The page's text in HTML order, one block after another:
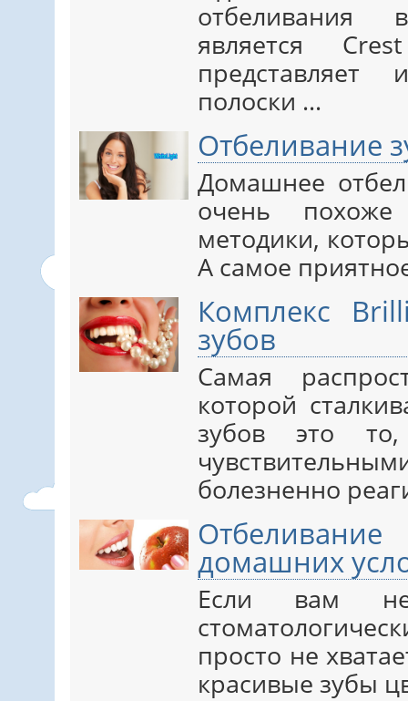
отбеливания
является
полоски ...
Отбеливание
Домашнее
очень похоже
методики,
А самое
Комплекс
зубов
Самая
которой
зубов это
болезненно
домашних
Если вам не
просто не
красивые зубы